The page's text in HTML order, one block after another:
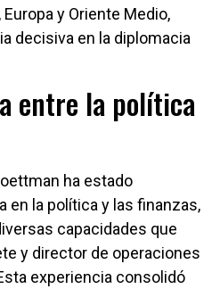
y Oriente Medio,
decisiva en la diplomacia
entre la política
ha estado
en la política y las finanzas,
capacidades que
y director de operaciones
experiencia consolidó